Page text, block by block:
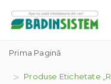
Prima Pagină
Produse Etichetate